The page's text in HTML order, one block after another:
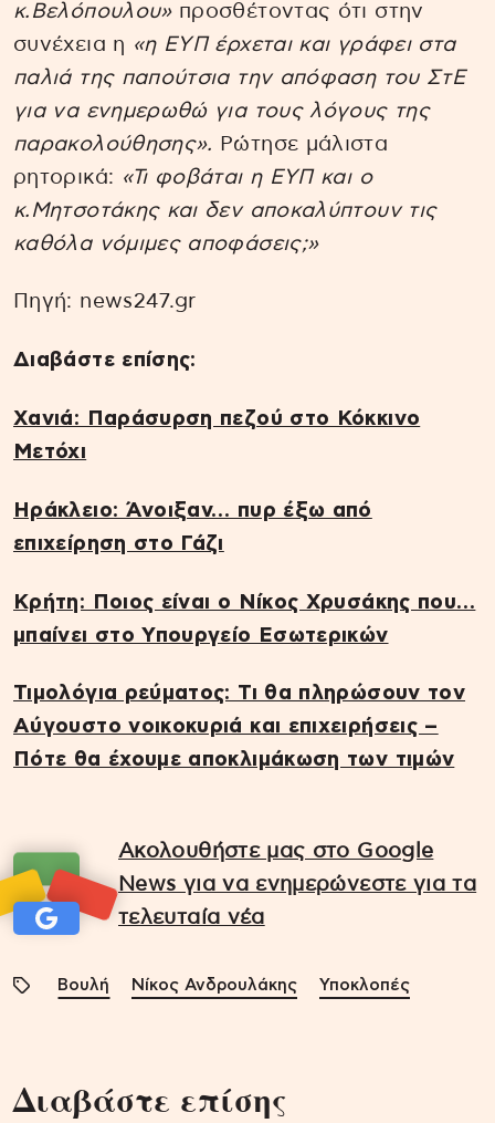
κ.Βελόπουλου»προσθέτοντας ότι στην
συνέχεια η «η ΕΥΠ έρχεται και γράφει στα
παλιά της παπούτσια την απόφαση του ΣτΕ
για να ενημερωθώ για τους λόγους της
παρακολούθησης». Ρώτησε μάλιστα
ρητορικά: «Τι φοβάται η ΕΥΠ και ο
κ.Μητσοτάκης και δεν αποκαλύπτουν τις
καθόλα νόμιμες αποφάσεις;»
Πηγή: news247.gr
Διαβάστε επίσης:
Χανιά: Παράσυρση πεζού στο Κόκκινο
Μετόχι
Ηράκλειο: Άνοιξαν… πυρ έξω από
επιχείρηση στο Γάζι
Κρήτη: Ποιος είναι ο Νίκος Χρυσάκης που…
μπαίνει στο Υπουργείο Εσωτερικών
Τιμολόγια ρεύματος: Τι θα πληρώσουν τον
Αύγουστο νοικοκυριά και επιχειρήσεις –
Πότε θα έχουμε αποκλιμάκωση των τιμών
Ακολουθήστε μας στο Google
News για να ενημερώνεστε για τα
τελευταία νέα
Βουλή Νίκος Ανδρουλάκης Υποκλοπές
Διαβάστε επίσης